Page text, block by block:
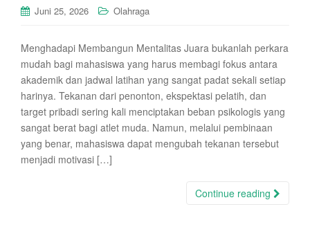
Juni 25, 2026 Olahraga
Menghadapi Membangun Mentalitas Juara bukanlah perkara
mudah bagi mahasiswa yang harus membagi fokus antara
akademik dan jadwal latihan yang sangat padat sekali setiap
harinya. Tekanan dari penonton, ekspektasi pelatih, dan
target pribadi sering kali menciptakan beban psikologis yang
sangat berat bagi atlet muda. Namun, melalui pembinaan
yang benar, mahasiswa dapat mengubah tekanan tersebut
menjadi motivasi […]
Continue reading